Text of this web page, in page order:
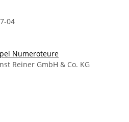
04
Numeroteure
Reiner GmbH & Co. KG